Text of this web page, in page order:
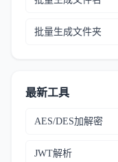
批量生成文件夹
最新工具
AES/DES加解密
JWT解析